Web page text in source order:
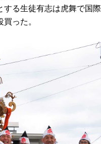
する生徒有志は虎舞で国際
った。